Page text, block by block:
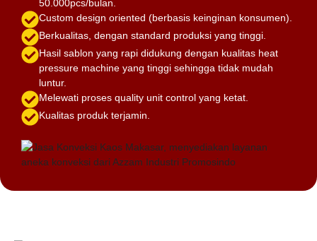
50.000pcs/bulan.
Custom design oriented (berbasis keinginan konsumen).
Berkualitas, dengan standard produksi yang tinggi.
Hasil sablon yang rapi didukung dengan kualitas heat
pressure machine yang tinggi sehingga tidak mudah
luntur.
Melewati proses quality unit control yang ketat.
Kualitas produk terjamin.